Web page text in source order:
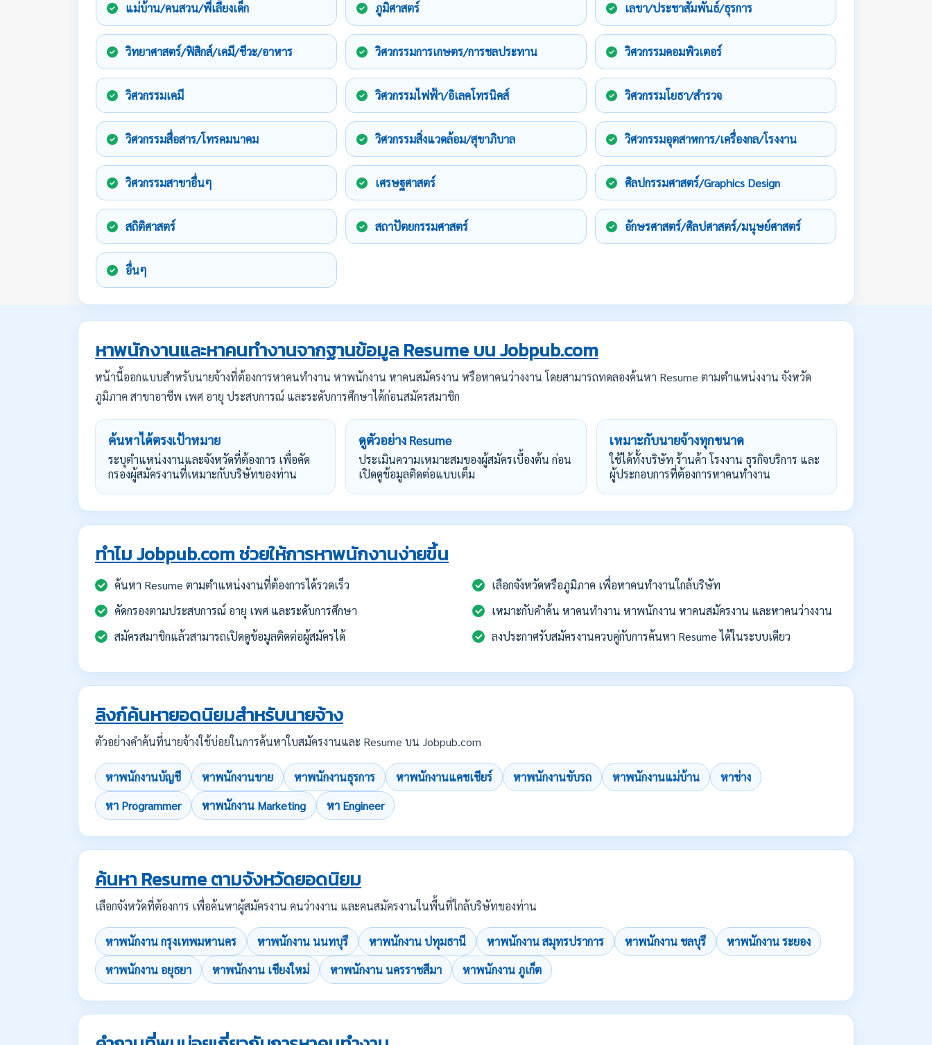
แม่บ้าน/คนสวน/พี่เลี้ยงเด็ก ภูมิศาสตร์ เลขา/ประชาสัมพันธ์/ธุรการ
วิทยาศาสตร์/ฟิสิกส์/เคมี/ชีวะ/อาหาร วิศวกรรมการเกษตร/การชลประทาน วิศวกรรมคอมพิวเตอร์
วิศวกรรมเคมี วิศวกรรมไฟฟ้า/อิเลคโทรนิคส์ วิศวกรรมโยธา/สำรวจ
วิศวกรรมสื่อสาร/โทรคมนาคม วิศวกรรมสิ่งแวดล้อม/สุขาภิบาล วิศวกรรมอุตสาหการ/เครื่องกล/โรงงาน
วิศวกรรมสาขาอื่นๆ เศรษฐศาสตร์ ศิลปกรรมศาสตร์/Graphics Design
สถิติศาสตร์ สถาปัตยกรรมศาสตร์ อักษรศาสตร์/ศิลปศาสตร์/มนุษย์ศาสตร์
อื่นๆ
หาพนักงานและหาคนทำงานจากฐานข้อมูล Resume บน Jobpub.com
หน้านี้ออกแบบสำหรับนายจ้างที่ต้องการหาคนทำงาน หาพนักงาน หาคนสมัครงาน หรือหาคนว่างงาน โดยสามารถทดลองค้นหา Resume ตามตำแหน่งงาน จังหวัด
ภูมิภาค สาขาอาชีพ เพศ อายุ ประสบการณ์ และระดับการศึกษาได้ก่อนสมัครสมาชิก
ค้นหาได้ตรงเป้าหมาย
ระบุตำแหน่งงานและจังหวัดที่ต้องการ เพื่อคัด
กรองผู้สมัครงานที่เหมาะกับบริษัทของท่าน
ดูตัวอย่าง Resume
ประเมินความเหมาะสมของผู้สมัครเบื้องต้น ก่อน
เปิดดูข้อมูลติดต่อแบบเต็ม
เหมาะกับนายจ้างทุกขนาด
ใช้ได้ทั้งบริษัท ร้านค้า โรงงาน ธุรกิจบริการ และ
ผู้ประกอบการที่ต้องการหาคนทำงาน
ทำไม Jobpub.com ช่วยให้การหาพนักงานง่ายขึ้น
ค้นหา Resume ตามตำแหน่งงานที่ต้องการได้รวดเร็ว
เลือกจังหวัดหรือภูมิภาค เพื่อหาคนทำงานใกล้บริษัท
คัดกรองตามประสบการณ์ อายุ เพศ และระดับการศึกษา
เหมาะกับคำค้น หาคนทำงาน หาพนักงาน หาคนสมัครงาน และหาคนว่างงาน
สมัครสมาชิกแล้วสามารถเปิดดูข้อมูลติดต่อผู้สมัครได้
ลงประกาศรับสมัครงานควบคู่กับการค้นหา Resume ได้ในระบบเดียว
ลิงก์ค้นหายอดนิยมสำหรับนายจ้าง
ตัวอย่างคำค้นที่นายจ้างใช้บ่อยในการค้นหาใบสมัครงานและ Resume บน Jobpub.com
หาพนักงานบัญชี หาพนักงานขาย หาพนักงานธุรการ หาพนักงานแคชเชียร์ หาพนักงานขับรถ หาพนักงานแม่บ้าน
หาช่าง
หา Programmer
หาพนักงาน Marketing หา Engineer
ค้นหา Resume ตามจังหวัดยอดนิยม
เลือกจังหวัดที่ต้องการ เพื่อค้นหาผู้สมัครงาน คนว่างงาน และคนสมัครงานในพื้นที่ใกล้บริษัทของท่าน
หาพนักงาน กรุงเทพมหานคร หาพนักงาน นนทบุรี หาพนักงาน ปทุมธานี หาพนักงาน สมุทรปราการ หาพนักงาน ชลบุรี
หาพนักงาน ระยอง
หาพนักงาน อยุธยา
หาพนักงาน เชียงใหม่ หาพนักงาน นครราชสีมา หาพนักงาน ภูเก็ต